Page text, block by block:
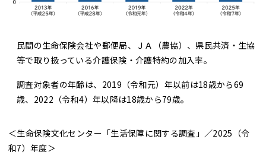
民間の生命保険会社や郵便局、ＪＡ（農協）、県民共済・生協
等で取り扱っている介護保険・介護特約の加入率。
調査対象者の年齢は、2019（令和元）年以前は18歳から69
歳、2022（令和4）年以降は18歳から79歳。
＜生命保険文化センター「生活保障に関する調査」／2025（令
和7）年度＞